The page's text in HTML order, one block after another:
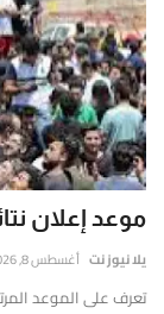
موعد إعلان
يلا نيوز نت أغسطس 8, 2026
تعرف على الموعد